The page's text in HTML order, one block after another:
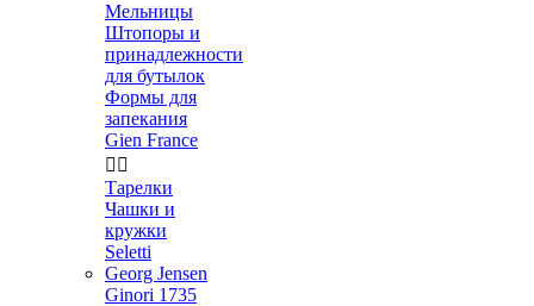
Мельницы
Штопоры и
принадлежности
для бутылок
Формы для
запекания
Gien France
 
Тарелки
Чашки и
кружки
Seletti
Georg Jensen
Ginori 1735